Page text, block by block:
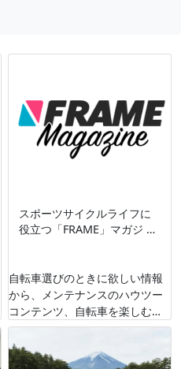
スポーツサイクルライフに
役立つ「FRAME」マガジ …
自転車選びのときに欲しい情報
から、メンテナンスのハウツー
コンテンツ、自転車を楽しむた
めのコンテンツなど、様々な自
転車コンテンツを配信している
「FRAME」さん …